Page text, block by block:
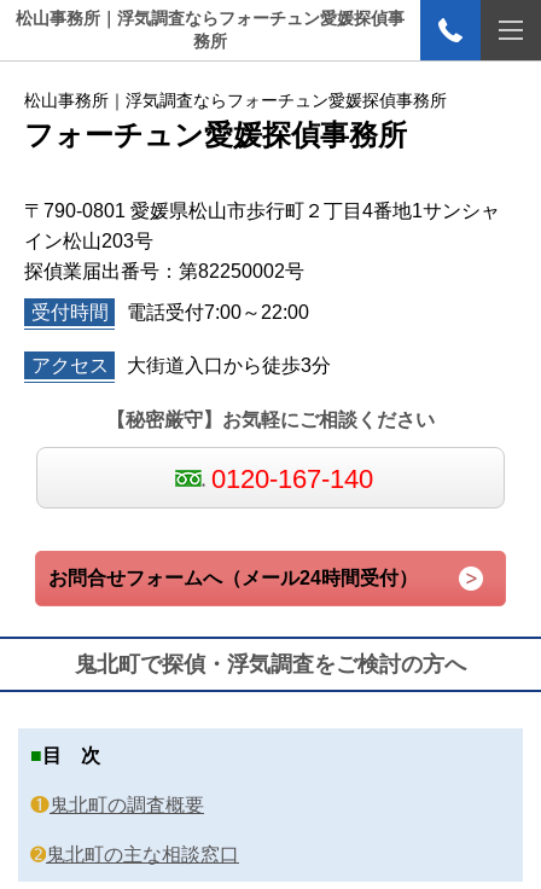
松山事務所｜浮気調査ならフォーチュン愛媛探偵事
務所
松山事務所｜浮気調査ならフォーチュン愛媛探偵事務所
フォーチュン愛媛探偵事務所
〒790-0801 愛媛県松山市歩行町２丁目4番地1サンシャ
イン松山203号
探偵業届出番号：第82250002号
受付時間
電話受付7:00～22:00
アクセス 大街道入口から徒歩3分
【秘密厳守】お気軽にご相談ください
0120-167-140
お問合せフォームへ（メール24時間受付）
鬼北町で探偵・浮気調査をご検討の方へ
■ 目 次
❶鬼北町の調査概要
➋鬼北町の主な相談窓口